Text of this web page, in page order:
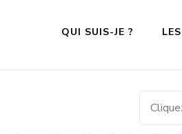
QUI SUIS-JE ?